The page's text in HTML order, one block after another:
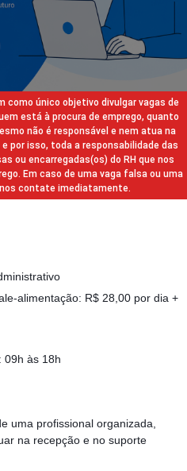
como único objetivo divulgar vagas de
está à procura de emprego, quanto
não é responsável e nem atua na
por isso, toda a responsabilidade das
ou encarregadas(os) do RH que nos
Em caso de uma vaga falsa ou uma
contate imediatamente.
alimentação: R$ 28,00 por dia +
09h às 18h
uma profissional organizada,
na recepção e no suporte